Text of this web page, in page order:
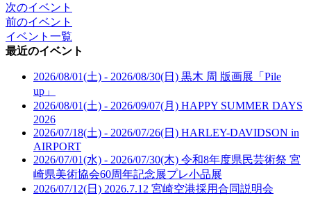
次のイベント
前のイベント
イベント一覧
最近のイベント
2026/08/01(土) - 2026/08/30(日) 黒木 周 版画展「Pile
up」
2026/08/01(土) - 2026/09/07(月) HAPPY SUMMER DAYS
2026
2026/07/18(土) - 2026/07/26(日) HARLEY-DAVIDSON in
AIRPORT
2026/07/01(水) - 2026/07/30(木) 令和8年度県民芸術祭 宮
崎県美術協会60周年記念展プレ小品展
2026/07/12(日) 2026.7.12 宮崎空港採用合同説明会